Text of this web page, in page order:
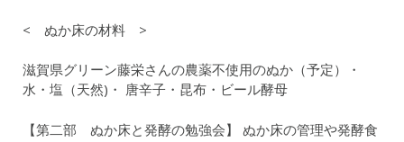
< ぬか床の材料 >
滋賀県グリーン藤栄さんの農薬不使用のぬか（予定）・
水・塩（天然)・ 唐辛子・昆布・ビール酵母
【第二部 ぬか床と発酵の勉強会】 ぬか床の管理や発酵食